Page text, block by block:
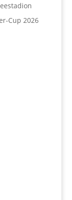
Cup 2026